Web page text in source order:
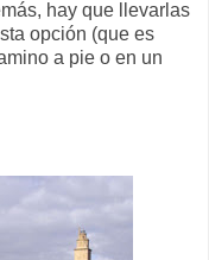
hay que llevarlas
opción (que es
a pie o en un